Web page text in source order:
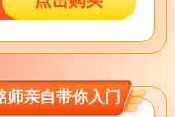
师亲自带你入门